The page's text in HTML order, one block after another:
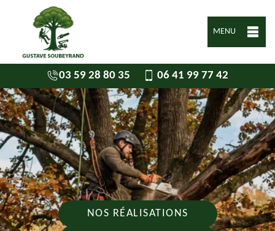
MENU
03 59 28 80 35 06 41 99 77 42
NOS RÉALISATIONS